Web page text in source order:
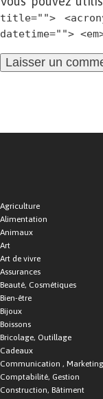
title="">
datetime="">
Agriculture
Alimentation
Animaux
Art
Art de vivre
Assurances
Beauté, Cosmétiques
Bien-être
Bijoux
Boissons
Bricolage, Outillage
Cadeaux
Communication ,
Comptabilité, Gestion
Construction, Bâtiment